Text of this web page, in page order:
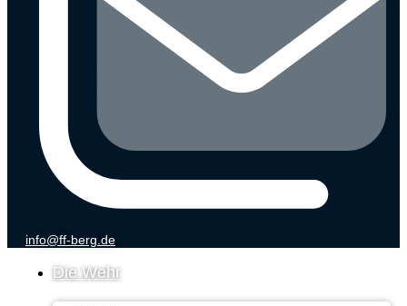
info@ff-berg.de
Die Wehr